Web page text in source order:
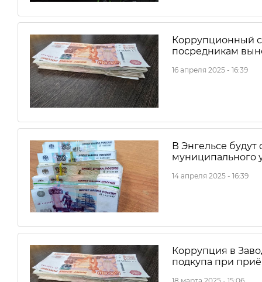
Коррупционный
посредникам
16 апреля 2025 - 16:39
В Энгельсе
муниципального
14 апреля 2025 - 16:39
Коррупция в
подкупа при